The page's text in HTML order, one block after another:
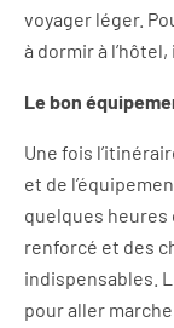
voyager léger.
à dormir à
Le bon
Une fois
et de
quelques heures
renforcé et des
indispensables.
pour aller